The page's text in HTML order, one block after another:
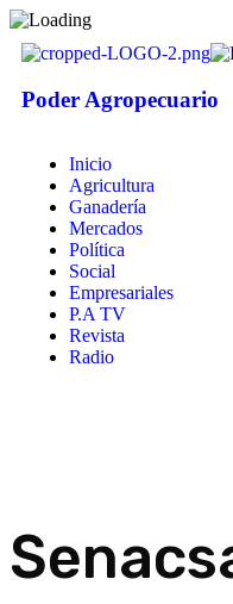
Poder Agropecuario
Inicio
Agricultura
Ganadería
Mercados
Política
Social
Empresariales
P.A TV
Revista
Radio